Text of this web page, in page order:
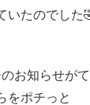
いたのでした
お知らせが
をポチっと